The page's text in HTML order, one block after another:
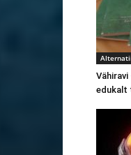
Vähiravi
edukalt